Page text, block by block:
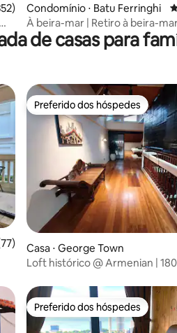
avaliação média de 5, 352
Condomínio ⋅ Batu Ferringhi
À beira-mar | Retiro à beira-
Ferringhi
de casas para
uma avaliação média de 5, 77
Preferido dos hóspedes
Preferido dos hóspedes
Casa ⋅ George Town
Loft histórico @ Armenian |
Preferido dos hóspedes
Preferido dos hóspedes